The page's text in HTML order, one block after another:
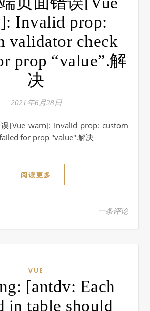
Invalid prop:
validator check
prop “value”.解
决
2021年6月28日
for prop "value".解决
阅读更多
一条评论
VUE
[antdv: Each
in table should